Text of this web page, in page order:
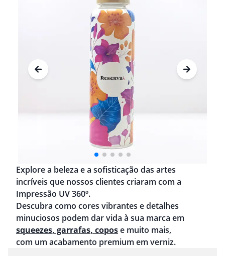
Explore a beleza e a sofisticação das artes
incríveis que nossos clientes criaram com a
Impressão UV 360º.
Descubra como cores vibrantes e detalhes
minuciosos podem dar vida à sua marca em
squeezes, garrafas, copose muito mais,
com um acabamento premium em verniz.